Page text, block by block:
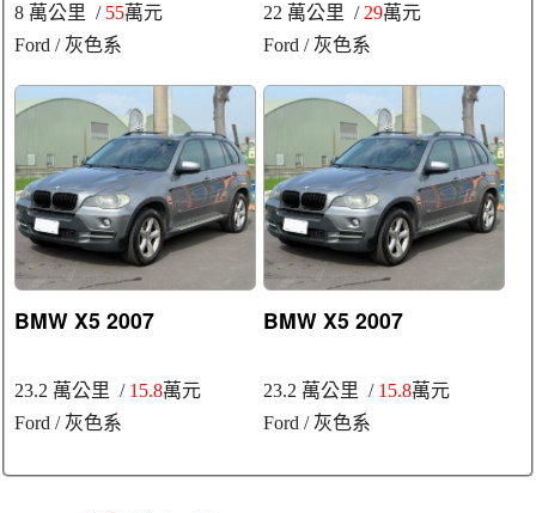
8 萬公里 / 55萬元
Ford / 灰色系
22 萬公里 / 29萬元
Ford / 灰色系
BMW X5 2007
23.2 萬公里 / 15.8萬元
Ford / 灰色系
BMW X5 2007
23.2 萬公里 / 15.8萬元
Ford / 灰色系